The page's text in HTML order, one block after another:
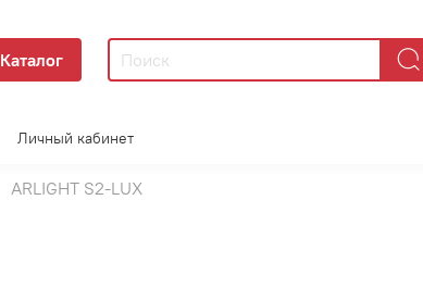
Каталог
Личный кабинет
ARLIGHT S2-LUX